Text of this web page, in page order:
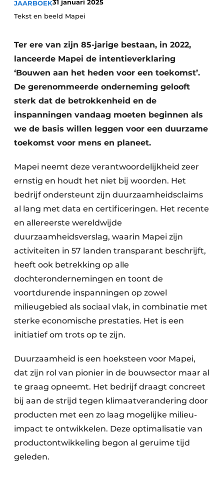
Video’s
Aanmelden
Bedrijven
Contact
Beton & Staalbouw
Brandveiligheid
BIM
Evenementen
HVAC
Interieurarchitectuur
Keukens
Renovatie
Toegangscontrole
Veiligheid & Opleiding
Zonwering
JAARBOEK31 januari 2025
Tekst en beeld Mapei
Ter ere van zijn 85-jarige bestaan, in 2022,
lanceerde Mapei de intentieverklaring
‘Bouwen aan het heden voor een toekomst’.
De gerenommeerde onderneming gelooft
sterk dat de betrokkenheid en de
inspanningen vandaag moeten beginnen als
we de basis willen leggen voor een duurzame
toekomst voor mens en planeet.
Mapei neemt deze verantwoordelijkheid zeer
ernstig en houdt het niet bij woorden. Het
bedrijf ondersteunt zijn duurzaamheidsclaims
al lang met data en certificeringen. Het recente
en allereerste wereldwijde
duurzaamheidsverslag, waarin Mapei zijn
activiteiten in 57 landen transparant beschrijft,
heeft ook betrekking op alle
dochterondernemingen en toont de
voortdurende inspanningen op zowel
milieugebied als sociaal vlak, in combinatie met
sterke economische prestaties. Het is een
initiatief om trots op te zijn.
Duurzaamheid is een hoeksteen voor Mapei,
dat zijn rol van pionier in de bouwsector maar al
te graag opneemt. Het bedrijf draagt concreet
bij aan de strijd tegen klimaatverandering door
producten met een zo laag mogelijke milieu-
impact te ontwikkelen. Deze optimalisatie van
productontwikkeling begon al geruime tijd
geleden.